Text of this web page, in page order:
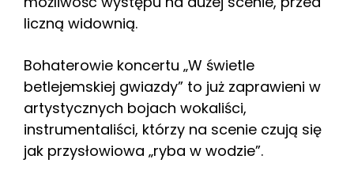
liczną widownią.
Bohaterowie koncertu „W świetle
betlejemskiej gwiazdy” to już zaprawieni w
artystycznych bojach wokaliści,
instrumentaliści, którzy na scenie czują się
jak przysłowiowa „ryba w wodzie”.